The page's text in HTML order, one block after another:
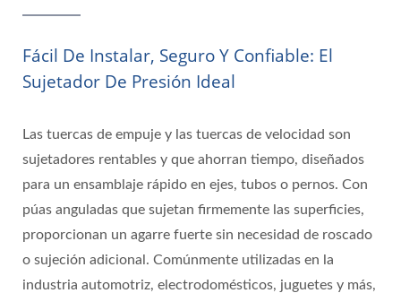
Fácil De Instalar, Seguro Y Confiable: El
Sujetador De Presión Ideal
Las tuercas de empuje y las tuercas de velocidad son
sujetadores rentables y que ahorran tiempo, diseñados
para un ensamblaje rápido en ejes, tubos o pernos. Con
púas anguladas que sujetan firmemente las superficies,
proporcionan un agarre fuerte sin necesidad de roscado
o sujeción adicional. Comúnmente utilizadas en la
industria automotriz, electrodomésticos, juguetes y más,